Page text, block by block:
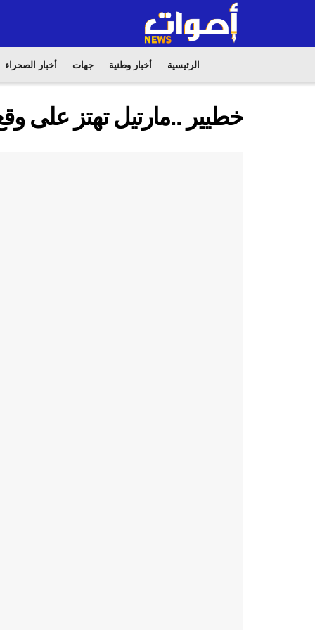
الرئيسية أخبار وطنية جهات أخبار الصحراء
خطيير ..مارتيل تهتز على